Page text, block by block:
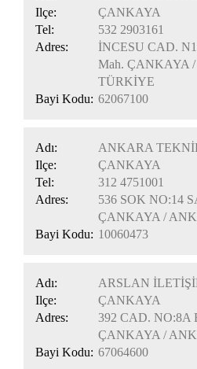
Ilçe:
ÇANKAYA
Tel:
532 2903161
Adres:
İNCESU CAD.
Mah. ÇANKAYA
TÜRKİYE
Bayi Kodu: 62067100
Adı:
ANKARA
Ilçe:
ÇANKAYA
Tel:
312 4751001
Adres:
536 SOK NO:14
ÇANKAYA /
Bayi Kodu: 10060473
Adı:
ARSLAN
Ilçe:
ÇANKAYA
Adres:
392 CAD. NO:8A
ÇANKAYA /
Bayi Kodu: 67064600